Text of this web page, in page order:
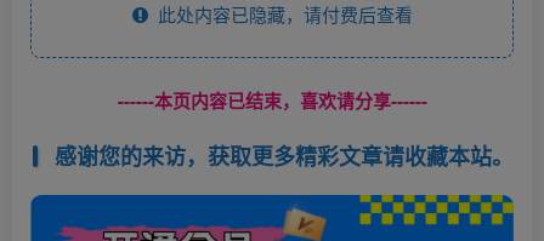
此处内容已隐藏，请付费后查看
------本页内容已结束，喜欢请分享------
感谢您的来访，获取更多精彩文章请收藏本站。